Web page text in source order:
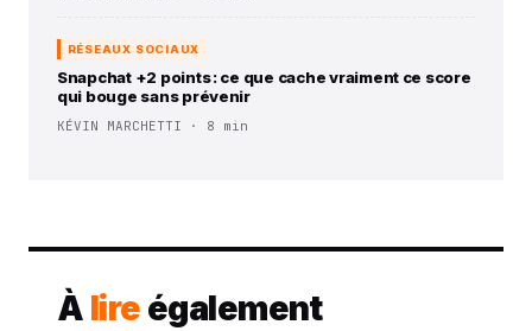
RÉSEAUX SOCIAUX
Snapchat +2 points : ce que cache vraiment ce score
qui bouge sans prévenir
KÉVIN MARCHETTI · 8 min
À lire également